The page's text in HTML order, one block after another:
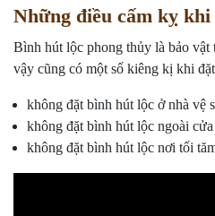
Những điều cấm kỵ
Bình hút lộc phong thủy là bảo vật
vậy cũng có một số kiêng kị khi
không đặt bình hút lộc ở nhà vệ
không đặt bình hút lộc ngoài cửa
không đặt bình hút lộc nơi tối